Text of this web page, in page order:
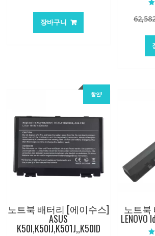
가
격:
장바구니
할인!
노트북 배터리 [에이수스]
ASUS
K50I,K50IJ,K501J,,K50ID
노트북
LENOVO